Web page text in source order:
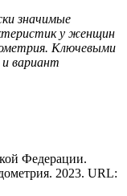
значимые
у женщин
Ключевыми
вариант
Федерации.
2023. URL: